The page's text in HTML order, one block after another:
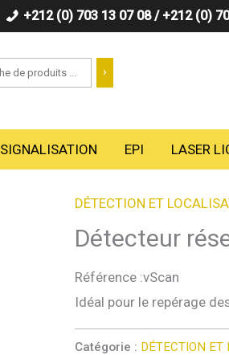
+212 (0) 703 13 07 08 / +212 (0)
SIGNALISATION EPI LASER
DÉTECTION ET
Détecteur
Référence :vScan
Idéal pour le repérage
Catégorie : DÉTECTION ET